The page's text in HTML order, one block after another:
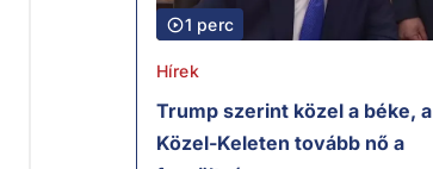
1 perc
Hírek
Trump szerint közel a béke, a
Közel-Keleten tovább nő a